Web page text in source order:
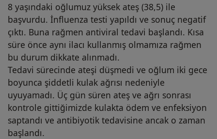
8 yaşındaki oğlumuz yüksek ateş (38,5) ile
başvurdu. İnfluenza testi yapıldı ve sonuç negatif
çıktı. Buna rağmen antiviral tedavi başlandı. Kısa
süre önce aynı ilacı kullanmış olmamıza rağmen
bu durum dikkate alınmadı.
Tedavi sürecinde ateşi düşmedi ve oğlum iki gece
boyunca şiddetli kulak ağrısı nedeniyle
uyuyamadı. Üç gün süren ateş ve ağrı sonrası
kontrole gittiğimizde kulakta ödem ve enfeksiyon
saptandı ve antibiyotik tedavisine ancak o zaman
başlandı.